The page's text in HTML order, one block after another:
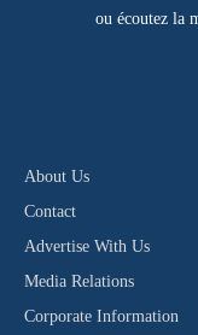
ou écoutez la
About Us
Contact
Advertise With Us
Media Relations
Corporate Information